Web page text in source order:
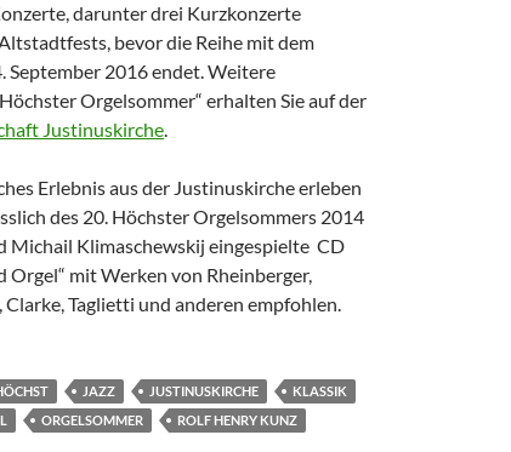
darunter drei Kurzkonzerte
bevor die Reihe mit dem
September 2016 endet. Weitere
Orgelsommer“ erhalten Sie auf der
Justinuskirche.
Erlebnis aus der Justinuskirche erleben
des 20. Höchster Orgelsommers 2014
Michail Klimaschewskij eingespielte CD
Orgel“ mit Werken von Rheinberger,
Taglietti und anderen empfohlen.
JAZZ JUSTINUSKIRCHE
KLASSIK
ORGELSOMMER
ROLF HENRY KUNZ